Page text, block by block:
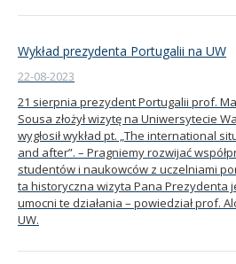
Wykład prezydenta Portugalii na UW
22-08-2023
21 sierpnia prezydent Portugalii prof.
Sousa złożył wizytę na Uniwersytecie
wygłosił wykład pt. „The international
and after”. – Pragniemy rozwijać
studentów i naukowców z uczelniami
ta historyczna wizyta Pana Prezydenta
umocni te działania – powiedział prof.
UW.